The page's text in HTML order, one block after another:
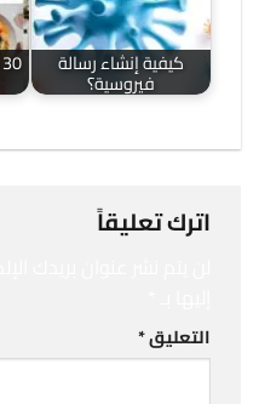
كيفية إنشاء رسالة
فيروسية؟
اترك تعليقاً
التعليق*